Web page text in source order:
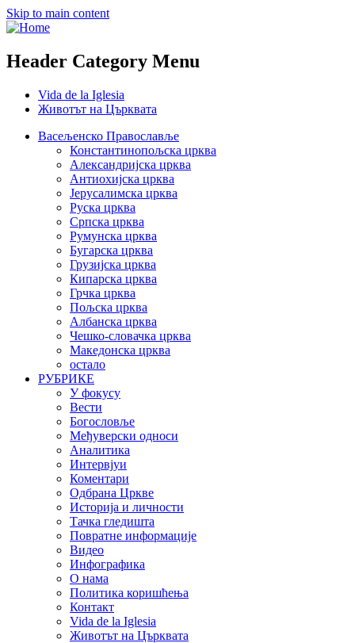
Skip to main content
Header Category Menu
Vida de la Iglesia
Животът на Църквата
Васељенско Православље
Константинопољска црква
Александријска црква
Антиохијска црква
Јерусалимска црква
Руска црква
Српска црква
Румунска црква
Бугарска црква
Грузијска црква
Кипарска црква
Грчка црква
Пољска црква
Албанска црква
Чешко-словачка црква
Македонска црква
остало
РУБРИКЕ
У фокусу
Вести
Богословље
Међуверски односи
Аналитика
Интервјуи
Коментари
Одбрана Цркве
Историја и личности
Тачка гледишта
Повратне информације
Видео
Инфографика
О нама
Политика коришћења
Контакт
Vida de la Iglesia
Животът на Църквата